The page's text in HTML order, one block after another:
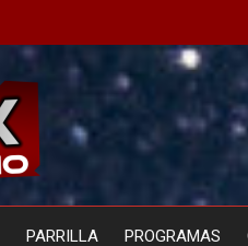
PARRILLA PROGRAMAS